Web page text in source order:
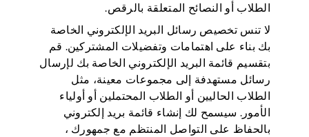
الطلاب أو النصائح المتعلقة بالرقص.
لا تنس تخصيص رسائل البريد الإلكتروني الخاصة
بك بناء على اهتمامات وتفضيلات المشتركين. قم
بتقسيم قائمة البريد الإلكتروني الخاصة بك لإرسال
رسائل مستهدفة إلى مجموعات معينة، مثل
الطلاب الحاليين أو الطلاب المحتملين أو أولياء
الأمور. سيسمح لك إنشاء قائمة بريد إلكتروني
بالحفاظ على التواصل المنتظم مع جمهورك ،